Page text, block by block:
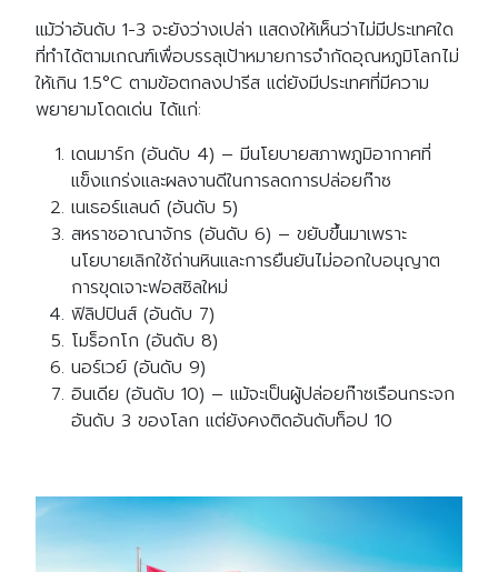
แม้ว่าอันดับ 1-3 จะยังว่างเปล่า แสดงให้เห็นว่าไม่มีประเทศใด
ที่ทำได้ตามเกณฑ์เพื่อบรรลุเป้าหมายการจำกัดอุณหภูมิโลกไม่
ให้เกิน 1.5°C ตามข้อตกลงปารีส แต่ยังมีประเทศที่มีความ
พยายามโดดเด่น ได้แก่:
เดนมาร์ก (อันดับ 4) – มีนโยบายสภาพภูมิอากาศที่
แข็งแกร่งและผลงานดีในการลดการปล่อยก๊าซ
เนเธอร์แลนด์ (อันดับ 5)
สหราชอาณาจักร (อันดับ 6) – ขยับขึ้นมาเพราะ
นโยบายเลิกใช้ถ่านหินและการยืนยันไม่ออกใบอนุญาต
การขุดเจาะฟอสซิลใหม่
ฟิลิปปินส์ (อันดับ 7)
โมร็อกโก (อันดับ 8)
นอร์เวย์ (อันดับ 9)
อินเดีย (อันดับ 10) – แม้จะเป็นผู้ปล่อยก๊าซเรือนกระจก
อันดับ 3 ของโลก แต่ยังคงติดอันดับท็อป 10